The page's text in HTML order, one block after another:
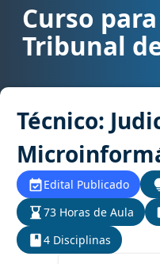
Curso para concurso TJ AC -
Curso
Tribunal
Técnico:
Edital Publicado
73 Horas de Aula
4 Disciplinas